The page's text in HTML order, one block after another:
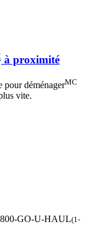
à proximité
pour déménagerMC
vite.
800-GO-U-HAUL(1-